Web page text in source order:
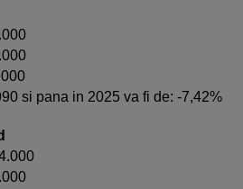
si pana in 2025 va fi de: -7,42%